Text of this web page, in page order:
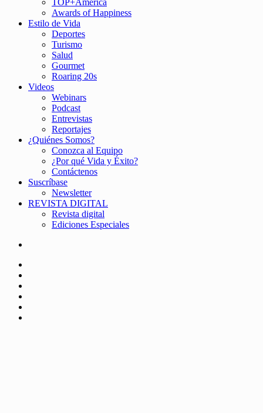
TOP+América
Awards of Happiness
Estilo de Vida
Deportes
Turismo
Salud
Gourmet
Roaring 20s
Videos
Webinars
Podcast
Entrevistas
Reportajes
¿Quiénes Somos?
Conozca al Equipo
¿Por qué Vida y Éxito?
Contáctenos
Suscríbase
Newsletter
REVISTA DIGITAL
Revista digital
Ediciones Especiales